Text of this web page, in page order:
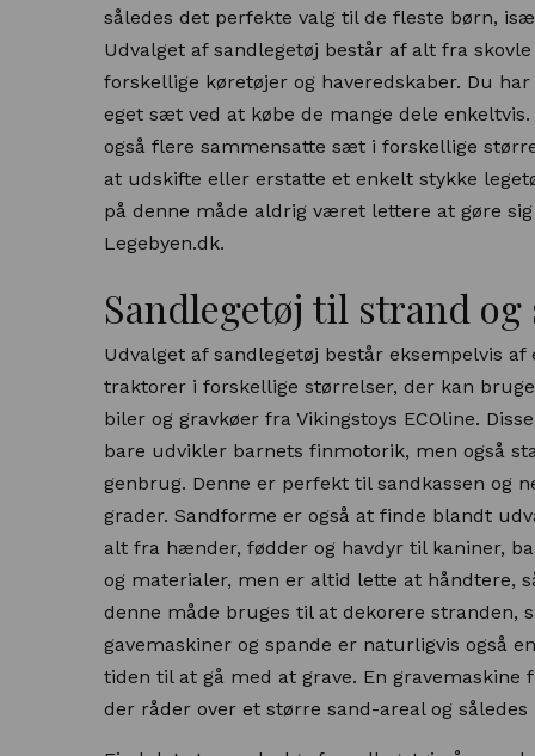
således det perfekte valg til de fleste børn,
Udvalget af sandlegetøj består af alt fra
forskellige køretøjer og haveredskaber. Du
eget sæt ved at købe de mange dele
også flere sammensatte sæt i forskellige
at udskifte eller erstatte et enkelt stykke
på denne måde aldrig været lettere at gøre
Legebyen.dk.
Sandlegetøj til strand og
Udvalget af sandlegetøj består eksempelvis
traktorer i forskellige størrelser, der kan
biler og gravkøer fra Vikingstoys ECOline.
bare udvikler barnets finmotorik, men også
genbrug. Denne er perfekt til sandkassen og
grader. Sandforme er også at finde blandt
alt fra hænder, fødder og havdyr til kaniner,
og materialer, men er altid lette at håndtere,
denne måde bruges til at dekorere stranden,
gavemaskiner og spande er naturligvis også
tiden til at gå med at grave. En
der råder over et større sand-areal og